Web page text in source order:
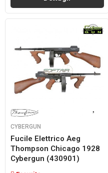
CYBERGUN
Fucile Elettrico Aeg
Thompson Chicago 1928
Cybergun (430901)